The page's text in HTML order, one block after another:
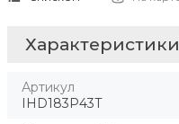
Характеристики
Артикул
IHD183P43T